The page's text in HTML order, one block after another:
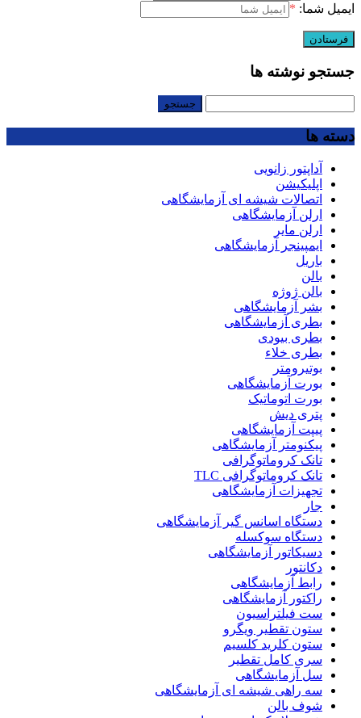
ایمیل شما: *
جستجو نوشته ها
دسته ها
آداپتور زانویی
اپلیکیشن
اتصالات شیشه ای آزمایشگاهی
ارلن آزمایشگاهی
ارلن مایر
ایمپینجر آزمایشگاهی
باریل
بالن
بالن ژوژه
بشر آزمایشگاهی
بطری آزمایشگاهی
بطری بیودی
بطری خلاء
بوتیرومتر
بورت آزمایشگاهی
بورت اتوماتیک
پتری دیش
پیپت آزمایشگاهی
پیکنومتر آزمایشگاهی
تانک کروماتوگرافی
تانک کروماتوگرافی TLC
تجهیزات آزمایشگاهی
جار
دستگاه اسانس گیر آزمایشگاهی
دستگاه سوکسله
دسیکاتور آزمایشگاهی
دکانتور
رابط آزمایشگاهی
راکتور آزمایشگاهی
ست فیلتراسیون
ستون تقطیر ویگرو
ستون کلرید کلسیم
سری کامل تقطیر
سل آزمایشگاهی
سه راهی شیشه ای آزمایشگاهی
شوف بالن